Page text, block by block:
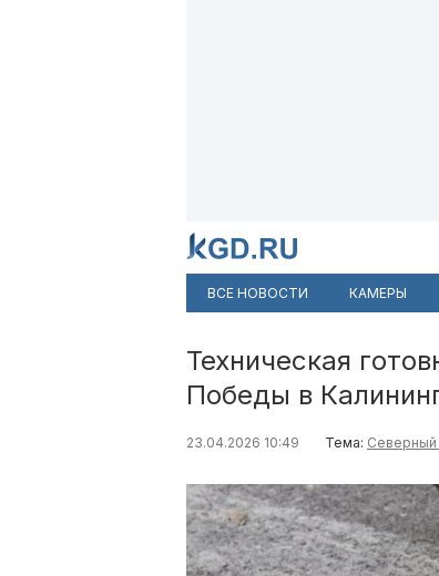
ВСЕ НОВОСТИ КАМЕРЫ
Техническая
Победы в
23.04.2026 10:49 Тема: